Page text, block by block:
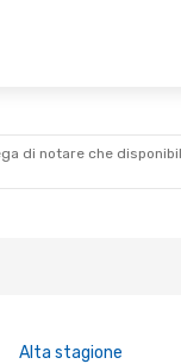
di notare che
Alta stagione